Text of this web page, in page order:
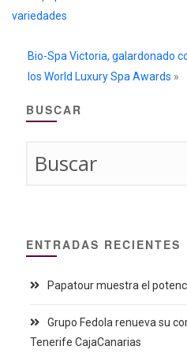
variedades
Bio-Spa Victoria, galardonado
los World Luxury Spa Awards »
BUSCAR
ENTRADAS RECIENTES
Papatour muestra el
Grupo Fedola renueva su
Tenerife CajaCanarias